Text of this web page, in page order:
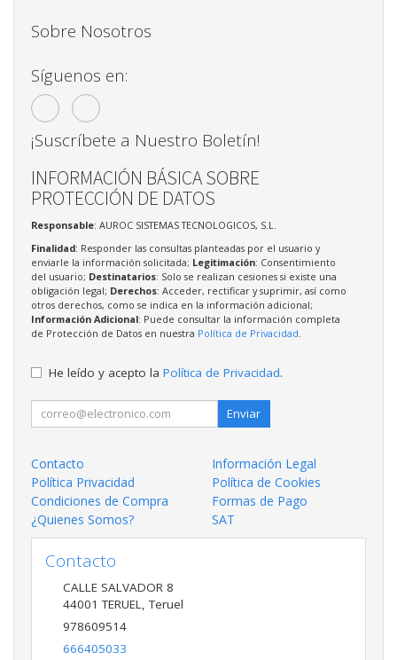
Sobre Nosotros
Síguenos en:
¡Suscríbete a Nuestro Boletín!
INFORMACIÓN BÁSICA SOBRE
PROTECCIÓN DE DATOS
Responsable: AUROC SISTEMAS TECNOLOGICOS, S.L.
Finalidad: Responder las consultas planteadas por el usuario y
enviarle la información solicitada; Legitimación: Consentimiento
del usuario; Destinatarios: Solo se realizan cesiones si existe una
obligación legal; Derechos: Acceder, rectificar y suprimir, así como
otros derechos, como se indica en la información adicional;
Información Adicional: Puede consultar la información completa
de Protección de Datos en nuestra Política de Privacidad.
He leído y acepto la Política de Privacidad.
Enviar
Contacto
Información Legal
Política Privacidad
Política de Cookies
Condiciones de Compra
Formas de Pago
¿Quienes Somos?
SAT
Contacto
CALLE SALVADOR 8
44001 TERUEL,Teruel
978609514
666405033